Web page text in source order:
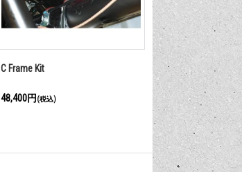
C Frame Kit
48,400円 (税込)
Steel Bung Only
4,620円 (税込)